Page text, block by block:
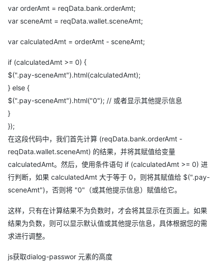
var orderAmt = reqData.bank.orderAmt;
var sceneAmt = reqData.wallet.sceneAmt;
var calculatedAmt = orderAmt - sceneAmt;
if (calculatedAmt >= 0) {
$(".pay-sceneAmt").html(calculatedAmt);
} else {
$(".pay-sceneAmt").html("0"); // 或者显示其他提示信息
}
});
在这段代码中，我们首先计算 (reqData.bank.orderAmt -
reqData.wallet.sceneAmt) 的结果，并将其赋值给变量
calculatedAmt。然后，使用条件语句 if (calculatedAmt >= 0) 进
行判断，如果 calculatedAmt 大于等于 0，则将其赋值给 $(".pay-
sceneAmt")，否则将 "0"（或其他提示信息）赋值给它。
这样，只有在计算结果不为负数时，才会将其显示在页面上。如果
结果为负数，则可以显示默认值或其他提示信息，具体根据您的需
求进行调整。
js获取dialog-passwor 元素的高度